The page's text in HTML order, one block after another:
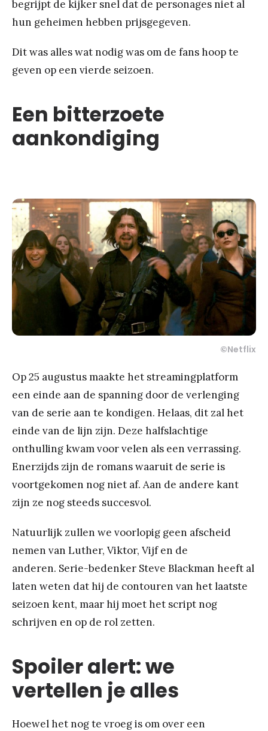
begrijpt de kijker snel dat de personages niet al
hun geheimen hebben prijsgegeven.
Dit was alles wat nodig was om de fans hoop te
geven op een vierde seizoen.
Een bitterzoete
aankondiging
©Netflix
Op 25 augustus maakte het streamingplatform
een einde aan de spanning door de verlenging
van de serie aan te kondigen. Helaas, dit zal het
einde van de lijn zijn. Deze halfslachtige
onthulling kwam voor velen als een verrassing.
Enerzijds zijn de romans waaruit de serie is
voortgekomen nog niet af. Aan de andere kant
zijn ze nog steeds succesvol.
Natuurlijk zullen we voorlopig geen afscheid
nemen van Luther, Viktor, Vijf en de
anderen. Serie-bedenker Steve Blackman heeft al
laten weten dat hij de contouren van het laatste
seizoen kent, maar hij moet het script nog
schrijven en op de rol zetten.
Spoiler alert: we
vertellen je alles
Hoewel het nog te vroeg is om over een